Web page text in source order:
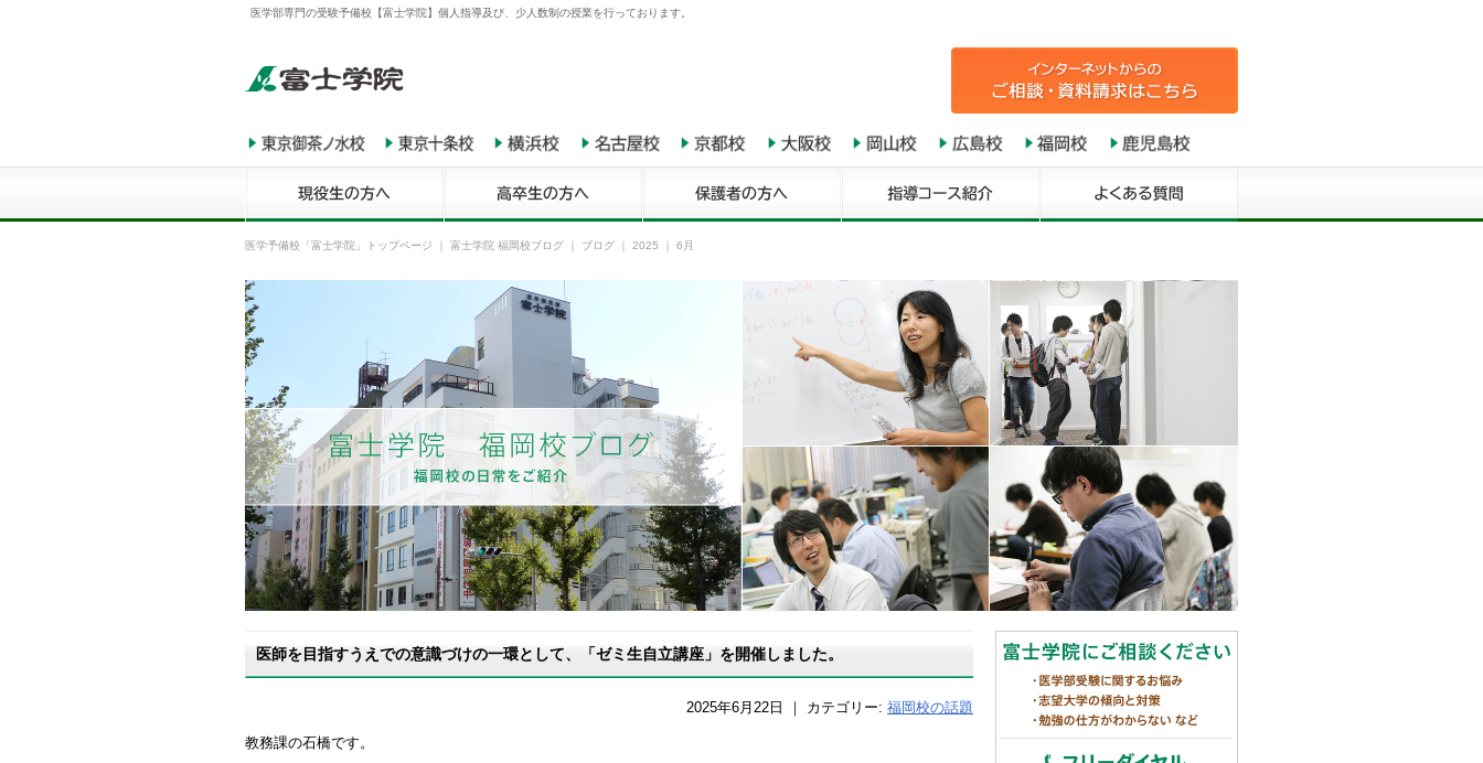
医学部専門の受験予備校【富士学院】個人指導及び、少人数制の授業を行っております。
医学予備校「富士学院」トップページ 富士学院 福岡校ブログ ブログ ｜ 2025 ｜ 6月
医師を目指すうえでの意識づけの一環として、「ゼミ生自立講座」を開催しました。
2025年6月22日 ｜ カテゴリー: 福岡校の話題
教務課の石橋です。